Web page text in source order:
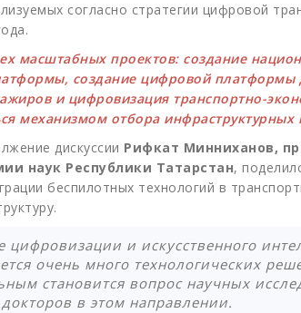
согласно стратегии цифровой
масштабных проектов: создание
создание цифровой платформы
и цифровизация транспортно-
механизмом отбора инфраструктурных
дискуссии Рифкат Минниханов,
наук Республики Татарстан,
беспилотных технологий в
цифровизации и искусственного
очень много технологических
становится вопрос научных
в этом направлении.